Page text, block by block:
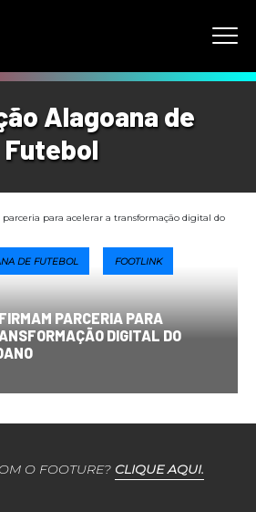
Alagoana de
Futebol
DE FUTEBOL FOOTLINK
PARCERIA PARA
DIGITAL DO
O FOOTURE? CLIQUE AQUI.